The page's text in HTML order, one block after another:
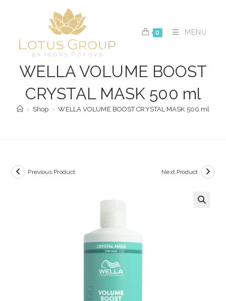
0 MENU
WELLA VOLUME BOOST
CRYSTAL MASK 500 ml
> Shop > WELLA VOLUME BOOST CRYSTAL MASK 500 ml
Previous Product Next Product